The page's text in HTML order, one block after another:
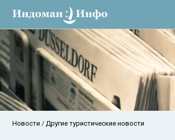
Новости Другие туристические новости